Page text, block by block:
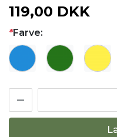
119,00 DKK
*Farve: